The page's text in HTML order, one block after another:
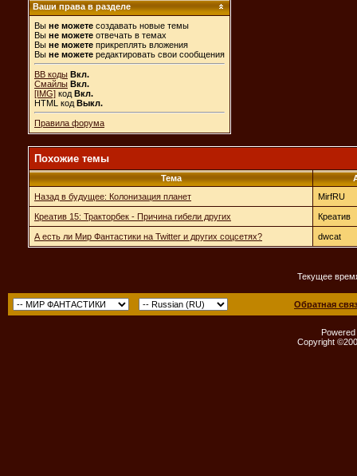
Ваши права в разделе
Вы не можете создавать новые темы
Вы не можете отвечать в темах
Вы не можете прикреплять вложения
Вы не можете редактировать свои сообщения
BB коды Вкл.
Смайлы Вкл.
[IMG] код Вкл.
HTML код Выкл.
Правила форума
Похожие темы
Тема
Назад в будущее: Колонизация планет
MirfRU
Креатив 15: Тракторбек - Причина гибели других Креатив
А есть ли Мир Фантастики на Twitter и других соцсетях? dwcat
Текущее
Обратная
Copyright